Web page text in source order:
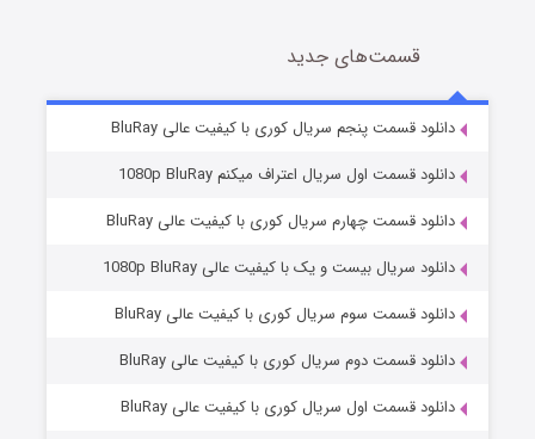
سریال زشت
قسمت2 (زیرنویس) منتشر شد
مردگان متحرک: شهر مرده ۳
قسمت2 (زیرنویس) منتشر شد
قسمت‌های جدید
دانلود قسمت پنجم سریال کوری با کیفیت عالی BluRay
دانلود قسمت اول سریال اعتراف میکنم 1080p BluRay
دانلود قسمت چهارم سریال کوری با کیفیت عالی BluRay
دانلود سریال بیست و یک با کیفیت عالی 1080p BluRay
دانلود قسمت سوم سریال کوری با کیفیت عالی BluRay
دانلود قسمت دوم سریال کوری با کیفیت عالی BluRay
دانلود قسمت اول سریال کوری با کیفیت عالی BluRay